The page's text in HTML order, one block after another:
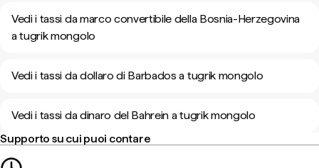
Vedi i tassi da marco convertibile della Bosnia-Herzegovina
a tugrik mongolo
Vedi i tassi da dollaro di Barbados a tugrik mongolo
Vedi i tassi da dinaro del Bahrein a tugrik mongolo
Supporto su cui puoi contare